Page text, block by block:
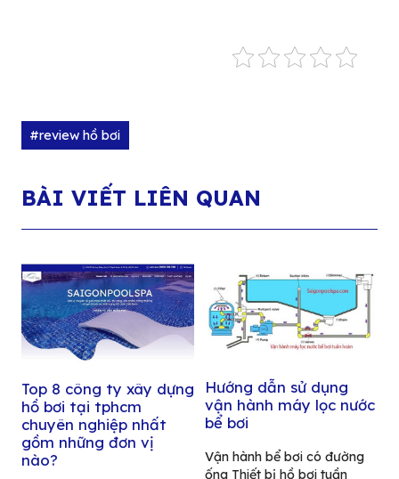
#review hồ bơi
BÀI VIẾT LIÊN QUAN
Top 8 công ty xây dựng
hồ bơi tại tphcm
chuyên nghiệp nhất
gồm những đơn vị
nào?
Hướng dẫn sử dụng
vận hành máy lọc nước
bể bơi
Vận hành bể bơi có đường
ống Thiết bị hồ bơi tuần